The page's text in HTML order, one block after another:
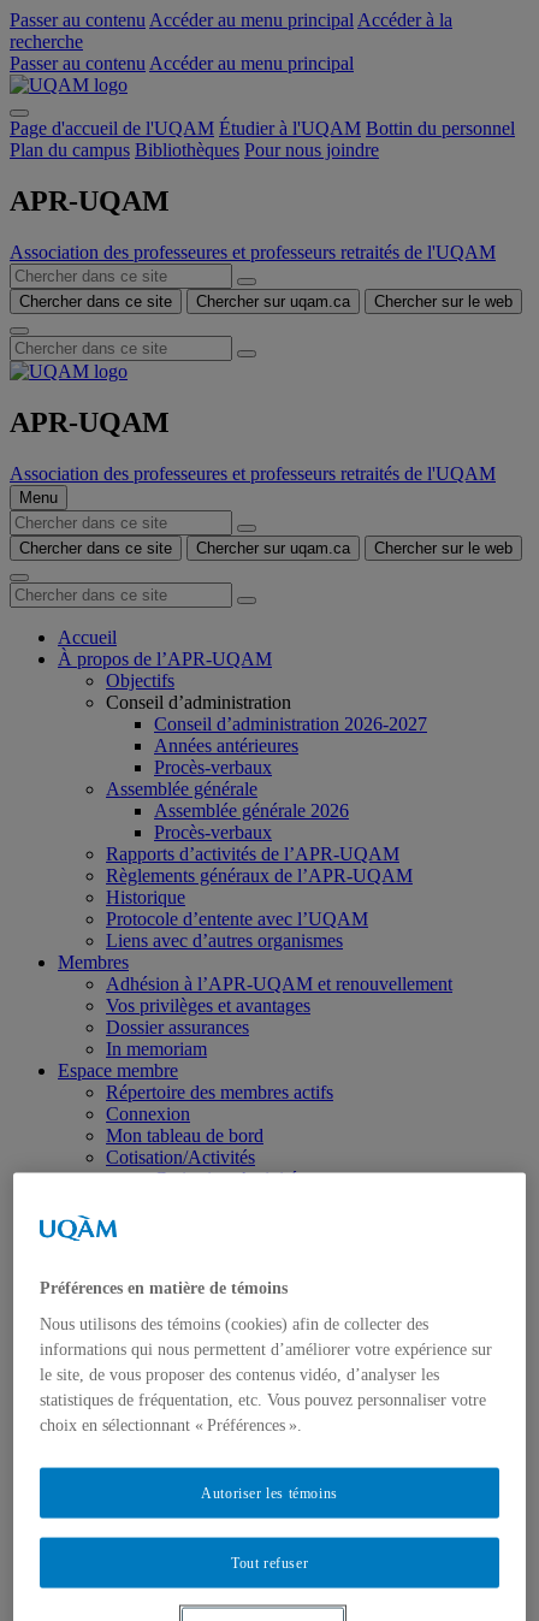
Passer au contenu Accéder au menu principal Accéder à la
recherche
Passer au contenu Accéder au menu principal
Page d'accueil de l'UQAM Étudier à l'UQAM Bottin du personnel
Plan du campus Bibliothèques Pour nous joindre
APR-UQAM
Association des professeures et professeurs retraités de l'UQAM
Chercher dans ce site Chercher sur uqam.ca Chercher sur le web
APR-UQAM
Association des professeures et professeurs retraités de l'UQAM
Menu
Chercher dans ce site Chercher sur uqam.ca Chercher sur le web
Accueil
À propos de l’APR-UQAM
Objectifs
Conseil d’administration
Conseil d’administration 2026-2027
Années antérieures
Procès-verbaux
Assemblée générale
Assemblée générale 2026
Procès-verbaux
Rapports d’activités de l’APR-UQAM
Règlements généraux de l’APR-UQAM
Historique
Protocole d’entente avec l’UQAM
Liens avec d’autres organismes
Membres
Adhésion à l’APR-UQAM et renouvellement
Vos privilèges et avantages
Dossier assurances
In memoriam
Espace membre
Répertoire des membres actifs
Connexion
Mon tableau de bord
Cotisation/Activités
Cotisation-Activités
Bulletin
Archives du bulletin 1997-2025
Infolettre
6 – Mai 2026
5 – Mars 2026
4 – Février 2026
3 – Janvier 2026
Fête du 35e anniversaire de l’APR-UQAM
L’exposition « Inventaires d’une collection » à la
Galerie de l’UQAM
Préférences en matière de témoins
Nous utilisons des témoins (cookies) afin de collecter des
informations qui nous permettent d’améliorer votre expérience sur
le site, de vous proposer des contenus vidéo, d’analyser les
statistiques de fréquentation, etc. Vous pouvez personnaliser votre
choix en sélectionnant « Préférences ».
Tout refuser
Autoriser les témoins